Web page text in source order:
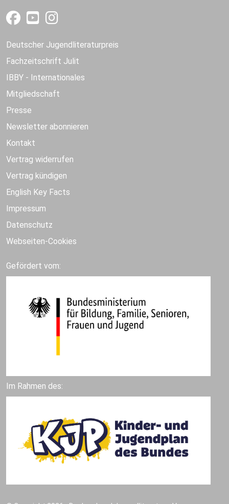
Deutscher Jugendliteraturpreis
Fachzeitschrift Julit
IBBY - Internationales
Mitgliedschaft
Presse
Newsletter abonnieren
Kontakt
Vertrag widerrufen
Vertrag kündigen
English Key Facts
Impressum
Datenschutz
Webseiten-Cookies
Gefördert vom:
Im Rahmen des: